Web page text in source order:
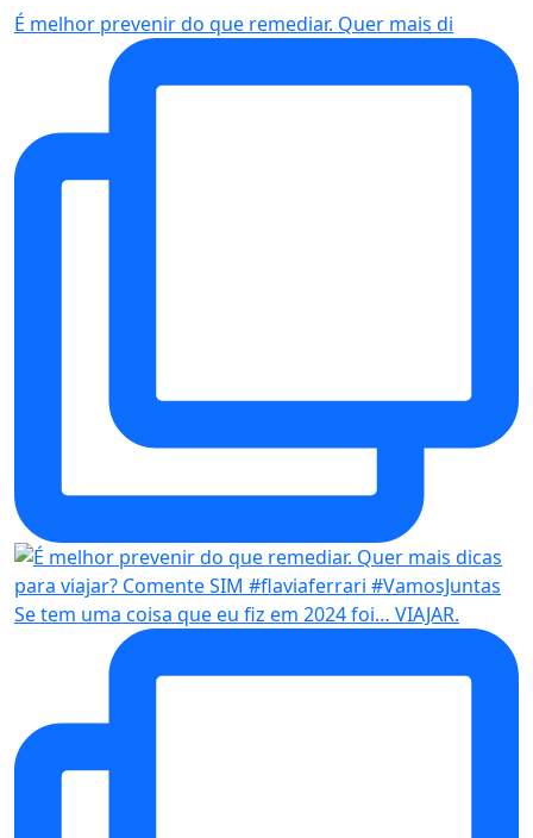
É melhor prevenir do que remediar. Quer mais di
Se tem uma coisa que eu fiz em 2024 foi… VIAJAR.